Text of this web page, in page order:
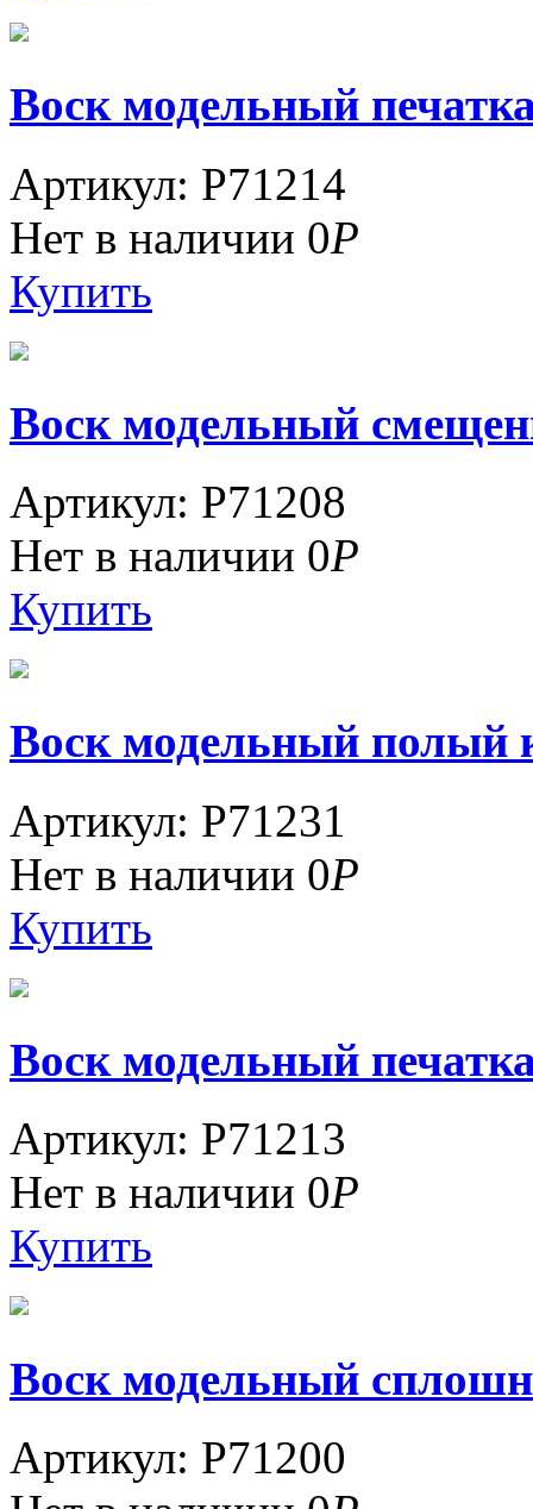
Воск модельный
Артикул: P71214
Нет в наличии 0Р
Купить
Воск модельный
Артикул: P71208
Нет в наличии 0Р
Купить
Воск модельный полый
Артикул: P71231
Нет в наличии 0Р
Купить
Воск модельный
Артикул: P71213
Нет в наличии 0Р
Купить
Воск модельный
Артикул: P71200